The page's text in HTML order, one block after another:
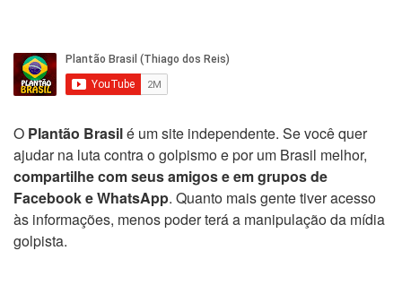
O Plantão Brasilé um site independente. Se você quer
ajudar na luta contra o golpismo e por um Brasil melhor,
compartilhe com seus amigos e em grupos de
Facebook e WhatsApp. Quanto mais gente tiver acesso
às informações, menos poder terá a manipulação da mídia
golpista.